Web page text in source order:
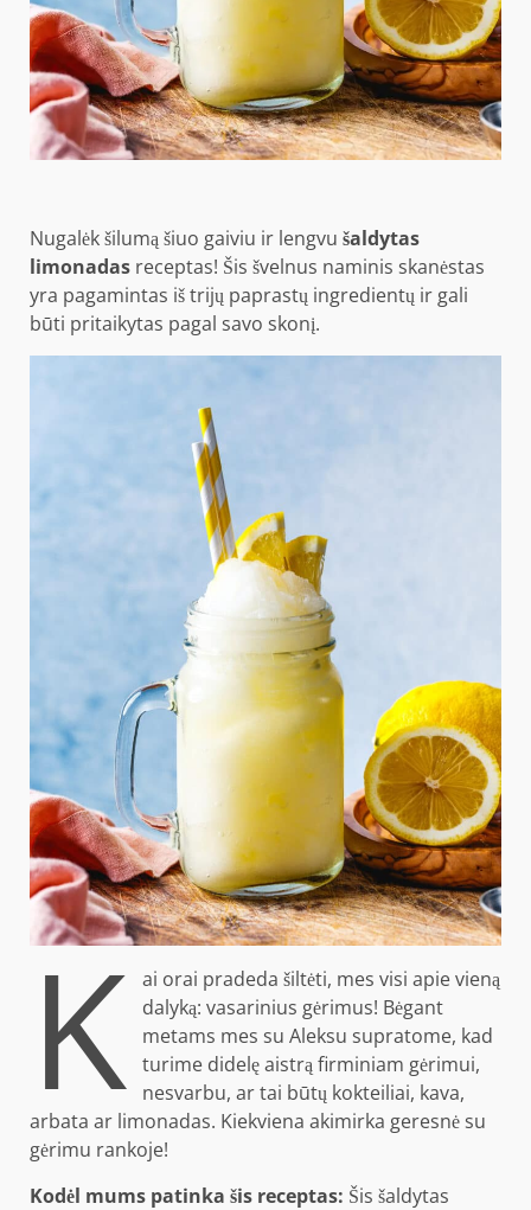
Nugalėk šilumą šiuo gaiviu ir lengvu šaldytas
limonadas receptas! Šis švelnus naminis skanėstas
yra pagamintas iš trijų paprastų ingredientų ir gali
būti pritaikytas pagal savo skonį.
K
ai orai pradeda šiltėti, mes visi apie vieną
dalyką: vasarinius gėrimus! Bėgant
metams mes su Aleksu supratome, kad
turime didelę aistrą firminiam gėrimui,
nesvarbu, ar tai būtų kokteiliai, kava,
arbata ar limonadas. Kiekviena akimirka geresnė su
gėrimu rankoje!
Kodėl mums patinka šis receptas: Šis šaldytas